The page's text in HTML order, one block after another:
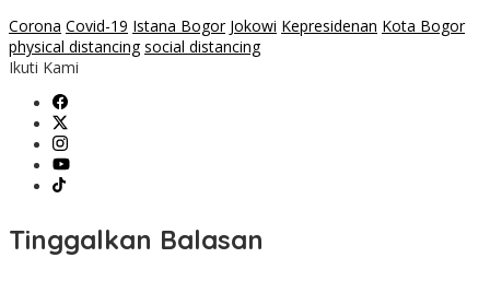
Corona Covid-19 Istana Bogor Jokowi Kepresidenan Kota Bogor
physical distancing social distancing
Ikuti Kami
Tinggalkan Balasan